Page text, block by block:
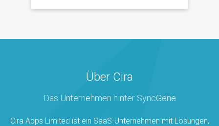
Über Cira
Das Unternehmen hinter SyncGene
Cira Apps Limited ist ein SaaS-Unternehmen mit Lösungen,